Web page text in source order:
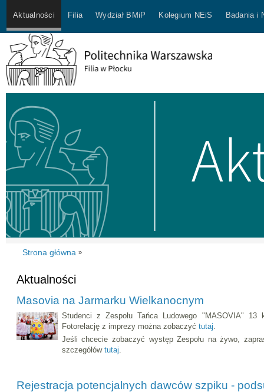
Aktualności Filia Wydział BMiP Kolegium NEiS Badania i
Strona główna »
Aktualności
Masovia na Jarmarku Wielkanocnym
Studenci z Zespołu Tańca Ludowego "MASOVIA"
Fotorelację z imprezy można zobaczyć tutaj
Jeśli chcecie zobaczyć występ Zespołu na żywo,
szczegółów tutaj
Rejestracja potencjalnych dawców szpiku -